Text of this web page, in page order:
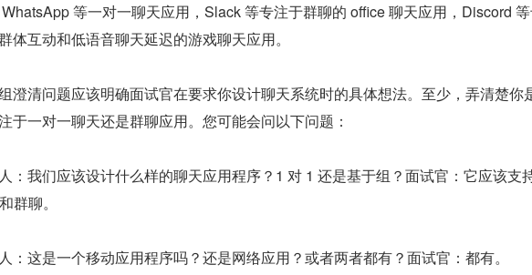
等一对一聊天应用，Slack 等专注于群聊的 office 聊天应用，Discord
体互动和低语音聊天延迟的游戏聊天应用。
澄清问题应该明确面试官在要求你设计聊天系统时的具体想法。至少，弄清楚你
于一对一聊天还是群聊应用。您可能会问以下问题：
：我们应该设计什么样的聊天应用程序？1 对 1 还是基于组？面试官：它应该支
群聊。
：这是一个移动应用程序吗？还是网络应用？或者两者都有？面试官：都有。